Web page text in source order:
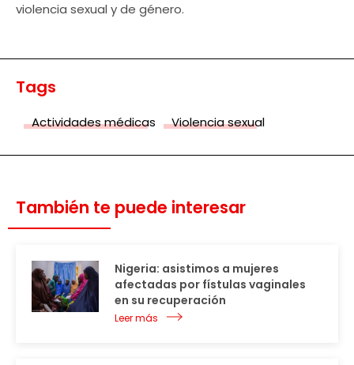
violencia sexual y de género.
Tags
Actividades médicas Violencia sexual
También te puede interesar
Nigeria: asistimos a mujeres
afectadas por fístulas vaginales
en su recuperación
Leer más